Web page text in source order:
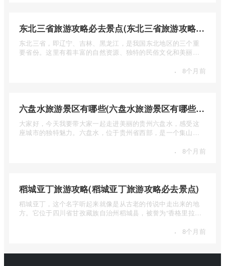
东北三省旅游攻略必去景点(东北三省旅游攻略必去景点视频介绍)
东北三省，即辽宁、吉林、黑龙江，是我国东北地区的三个重
要省份。这里有着丰富的自然资源、独特的民俗文化和美丽的
· 8个月前
六盘水旅游景区有哪些(六盘水旅游景区有哪些景点值得去)
大家好，今天我要带大家一起走进美丽的贵州六盘水，感受这
座城市的独特魅力。六盘水，位于贵州省西部，是一个集山水
· 8个月前
稻城亚丁旅游攻略(稻城亚丁旅游攻略必去景点)
稻城亚丁，这个名字听起来就像是从古老的传说中走出来的地
方。它位于四川省甘孜藏族自治州稻城县，被誉为“香格里拉的
· 8个月前